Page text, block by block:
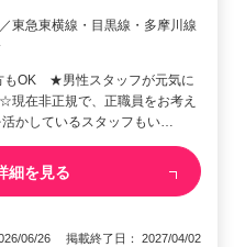
東急東横線・目黒線・多摩川線
もOK ★男性スタッフが元気に
現在非正規で、正職員をお考え
かしているスタッフもい…
細を見る
06/26 掲載終了日： 2027/04/02